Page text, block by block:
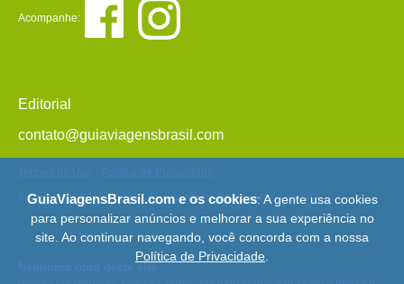
Acompanhe:
Editorial
contato@guiaviagensbrasil.com
Termos de Uso
Política de Privacidade
© Copyright 2013 - 2026 - Guia Viagens Brasil -Mapa do Site
Nenhuma obra deste site
GuiaViagensBrasil.com e os cookies: A gente usa cookies
para personalizar anúncios e melhorar a sua experiência no
site. Ao continuar navegando, você concorda com a nossa
Política de Privacidade